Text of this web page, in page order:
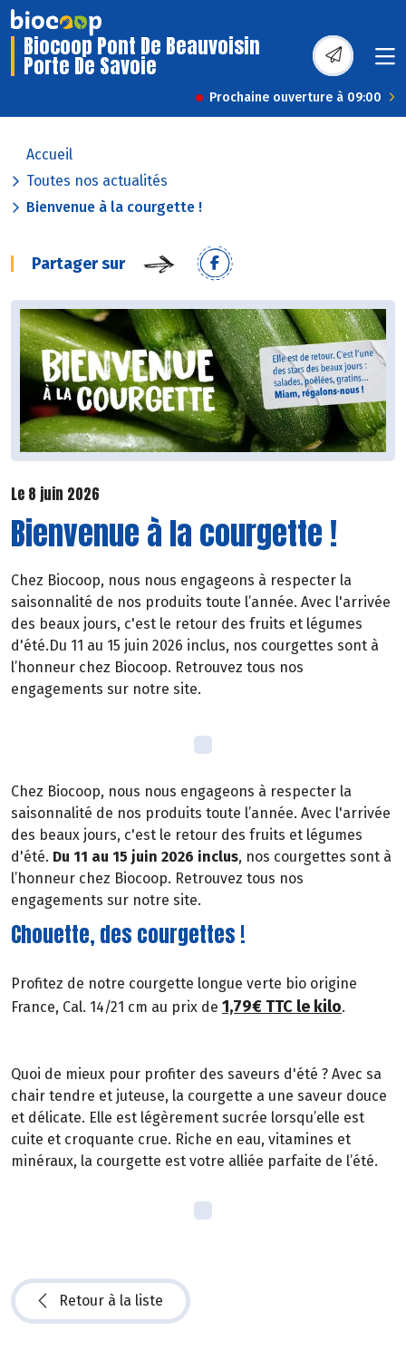
Biocoop Pont De Beauvoisin
Porte De Savoie
Prochaine ouverture à 09:00
Accueil
Toutes nos actualités
Bienvenue à la courgette !
Partager sur
Le 8 juin 2026
Bienvenue à la courgette !
Chez Biocoop, nous nous engageons à respecter la
saisonnalité de nos produits toute l’année. Avec l'arrivée
des beaux jours, c'est le retour des fruits et légumes
d'été.Du 11 au 15 juin 2026 inclus, nos courgettes sont à
l’honneur chez Biocoop. Retrouvez tous nos
engagements sur notre site.
Chez Biocoop, nous nous engageons à respecter la
saisonnalité de nos produits toute l’année. Avec l'arrivée
des beaux jours, c'est le retour des fruits et légumes
d'été. Du 11 au 15 juin 2026 inclus, nos courgettes sont à
l’honneur chez Biocoop. Retrouvez tous nos
engagements sur notre site.
Chouette, des courgettes !
Profitez de notre courgette longue verte bio origine
France, Cal. 14/21 cm au prix de 1,79€ TTC le kilo.
Quoi de mieux pour profiter des saveurs d'été ? Avec sa
chair tendre et juteuse, la courgette a une saveur douce
et délicate. Elle est légèrement sucrée lorsqu’elle est
cuite et croquante crue. Riche en eau, vitamines et
minéraux, la courgette est votre alliée parfaite de l’été.
Retour à la liste